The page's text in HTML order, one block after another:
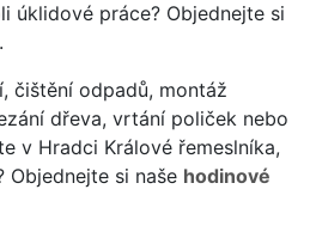
úklidové práce? Objednejte si
.
čištění odpadů, montáž
dřeva, vrtání poliček nebo
v Hradci Králové řemeslníka,
Objednejte si naše hodinové